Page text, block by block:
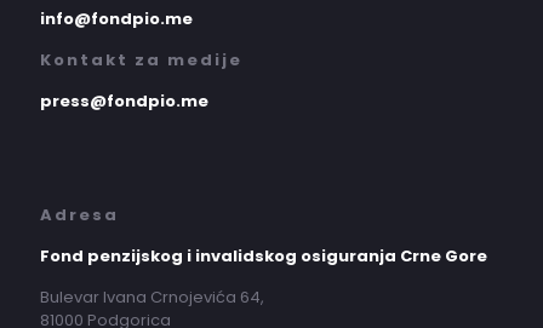
info@fondpio.me
Kontakt za medije
press@fondpio.me
Adresa
Fond penzijskog i invalidskog osiguranja Crne Gore
Bulevar Ivana Crnojevića 64,
81000 Podgorica